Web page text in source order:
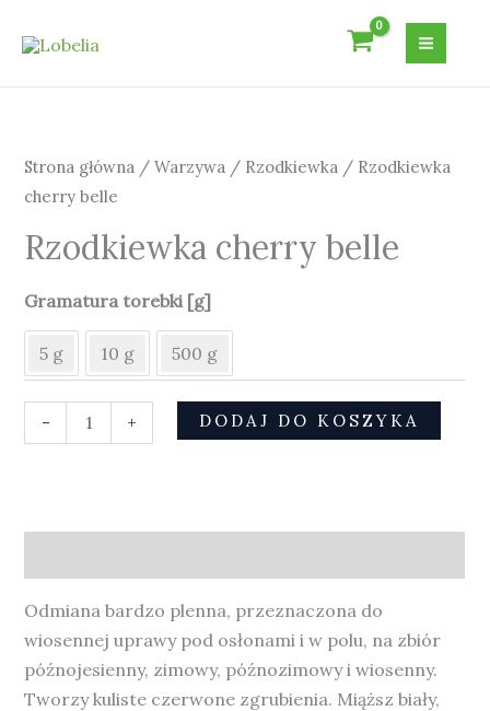
Strona główna /Warzywa / Rzodkiewka / Rzodkiewka
cherry belle
Rzodkiewka cherry belle
Gramatura torebki [g]
5 g 10 g 500 g
-
cherry
belle
+ DODAJ DO KOSZYKA
Odmiana bardzo plenna, przeznaczona do
wiosennej uprawy pod osłonami i w polu, na zbiór
późnojesienny, zimowy, późnozimowy i wiosenny.
Tworzy kuliste czerwone zgrubienia. Miąższ biały,